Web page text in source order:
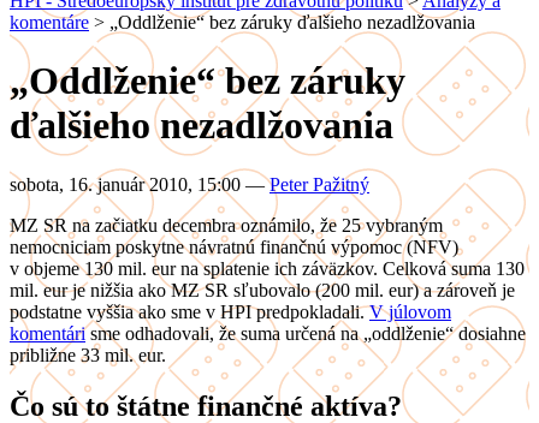
komentáre > „Oddlženie“ bez záruky ďalšieho nezadlžovania
„Oddlženie“ bez záruky
ďalšieho nezadlžovania
sobota, 16. január 2010, 15:00 — Peter Pažitný
MZ SR na začiatku decembra oznámilo, že 25 vybraným
nemocniciam poskytne návratnú finančnú výpomoc (NFV)
v objeme 130 mil. eur na splatenie ich záväzkov. Celková suma 130
mil. eur je nižšia ako MZ SR sľubovalo (200 mil. eur) a zároveň je
podstatne vyššia ako sme v HPI predpokladali.V júlovom
komentárisme odhadovali, že suma určená na „oddlženie“ dosiahne
približne 33 mil. eur.
Čo sú to štátne finančné aktíva?